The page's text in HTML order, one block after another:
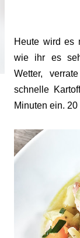
Heute wird es
wie ihr es
Wetter,
schnelle
Minuten ein.